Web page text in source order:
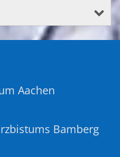
Aachen
Bamberg